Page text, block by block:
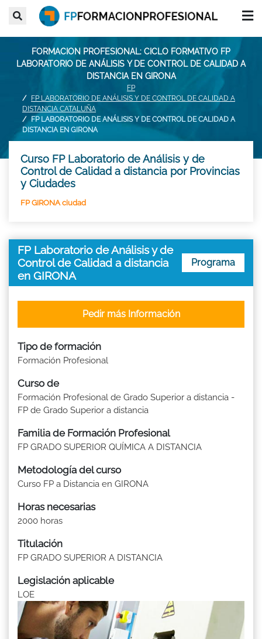
FORMACION PROFESIONAL: CICLO FORMATIVO FP
LABORATORIO DE ANÁLISIS Y DE CONTROL DE CALIDAD A
DISTANCIA EN GIRONA
FP
FP LABORATORIO DE ANÁLISIS Y DE CONTROL DE CALIDAD A
DISTANCIA CATALUÑA
FP LABORATORIO DE ANÁLISIS Y DE CONTROL DE CALIDAD A
DISTANCIA EN GIRONA
Curso FP Laboratorio de Análisis y de
Control de Calidad a distancia por Provincias
y Ciudades
FP GIRONA ciudad
FP Laboratorio de Análisis y de
Control de Calidad a distancia
en GIRONA
Programa
Tipo de formación
Formación Profesional
Curso de
Formación Profesional de Grado Superior a distancia -
FP de Grado Superior a distancia
Familia de Formación Profesional
FP GRADO SUPERIOR QUÍMICA A DISTANCIA
Metodología del curso
Curso FP a Distancia en GIRONA
Horas necesarias
2000 horas
Titulación
FP GRADO SUPERIOR A DISTANCIA
Legislación aplicable
LOE
Pedir más Información